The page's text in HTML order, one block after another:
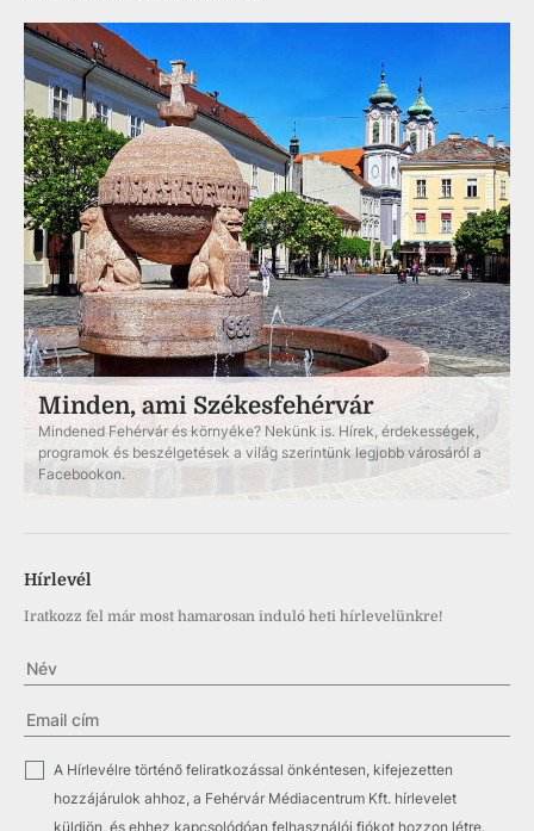
Minden, ami Székesfehérvár
Mindened Fehérvár és környéke? Nekünk is. Hírek, érdekességek,
programok és beszélgetések a világ szerintünk legjobb városáról a
Facebookon.
Hírlevél
Iratkozz fel már most hamarosan induló heti hírlevelünkre!
A Hírlevélre történő feliratkozással önkéntesen, kifejezetten
hozzájárulok ahhoz, a Fehérvár Médiacentrum Kft. hírlevelet
küldjön, és ehhez kapcsolódóan felhasználói fiókot hozzon létre.